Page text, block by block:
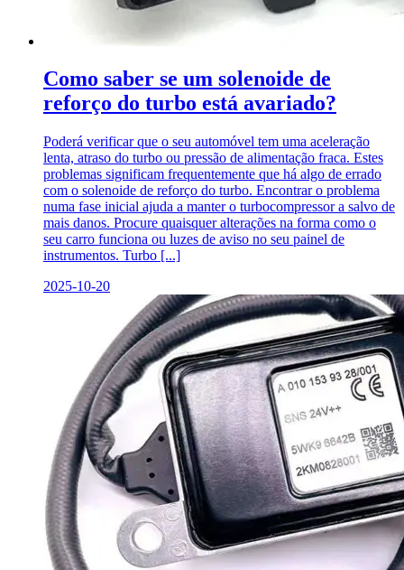
Como saber se um solenoide de
reforço do turbo está avariado?
Poderá verificar que o seu automóvel tem uma aceleração
lenta, atraso do turbo ou pressão de alimentação fraca. Estes
problemas significam frequentemente que há algo de errado
com o solenoide de reforço do turbo. Encontrar o problema
numa fase inicial ajuda a manter o turbocompressor a salvo de
mais danos. Procure quaisquer alterações na forma como o
seu carro funciona ou luzes de aviso no seu painel de
instrumentos. Turbo [...]
2025-10-20